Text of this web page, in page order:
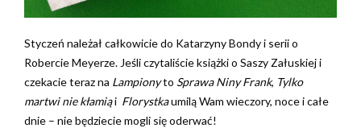
Styczeń należał całkowicie do Katarzyny Bondy i serii o
Robercie Meyerze. Jeśli czytaliście książki o Saszy Załuskiej i
czekacie teraz na Lampionyto Sprawa Niny Frank, Tylko
martwi nie kłamiąi Florystkaumilą Wam wieczory, noce i całe
dnie – nie będziecie mogli się oderwać!